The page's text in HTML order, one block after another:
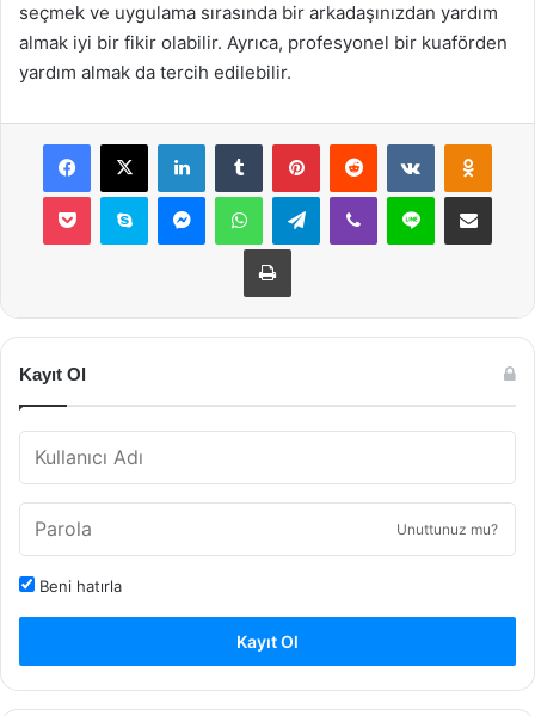
seçmek ve uygulama sırasında bir arkadaşınızdan yardım
almak iyi bir fikir olabilir. Ayrıca, profesyonel bir kuaförden
yardım almak da tercih edilebilir.
Facebook
X LinkedInTumblr PinterestReddit VKontakte
Pocket Skype MessengerWhatsAppTelegramViber Line E-Posta ile
Yazdır
Kayıt Ol
Unuttunuz mu?
Beni hatırla
Kayıt Ol